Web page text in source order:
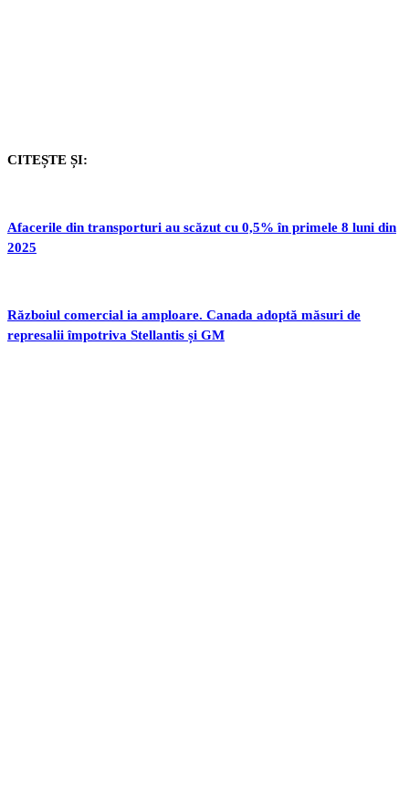
CITEȘTE ȘI:
Afacerile din transporturi au scăzut cu 0,5% în primele 8 luni din
2025
Războiul comercial ia amploare. Canada adoptă măsuri de
represalii împotriva Stellantis și GM